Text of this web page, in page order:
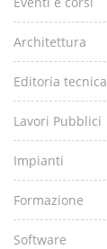
Architettura
Editoria tecnica
Lavori Pubblici
Impianti
Formazione
Software